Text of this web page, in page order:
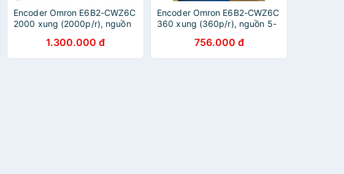
Encoder Omron E6B2-CWZ6C
2000 xung (2000p/r), nguồn
1.300.000 đ
Encoder Omron E6B2-CWZ6C
360 xung (360p/r), nguồn 5-
756.000 đ